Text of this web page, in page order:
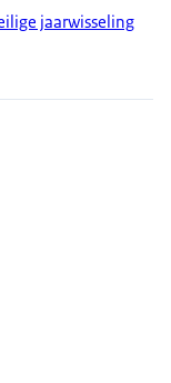
jaarwisseling